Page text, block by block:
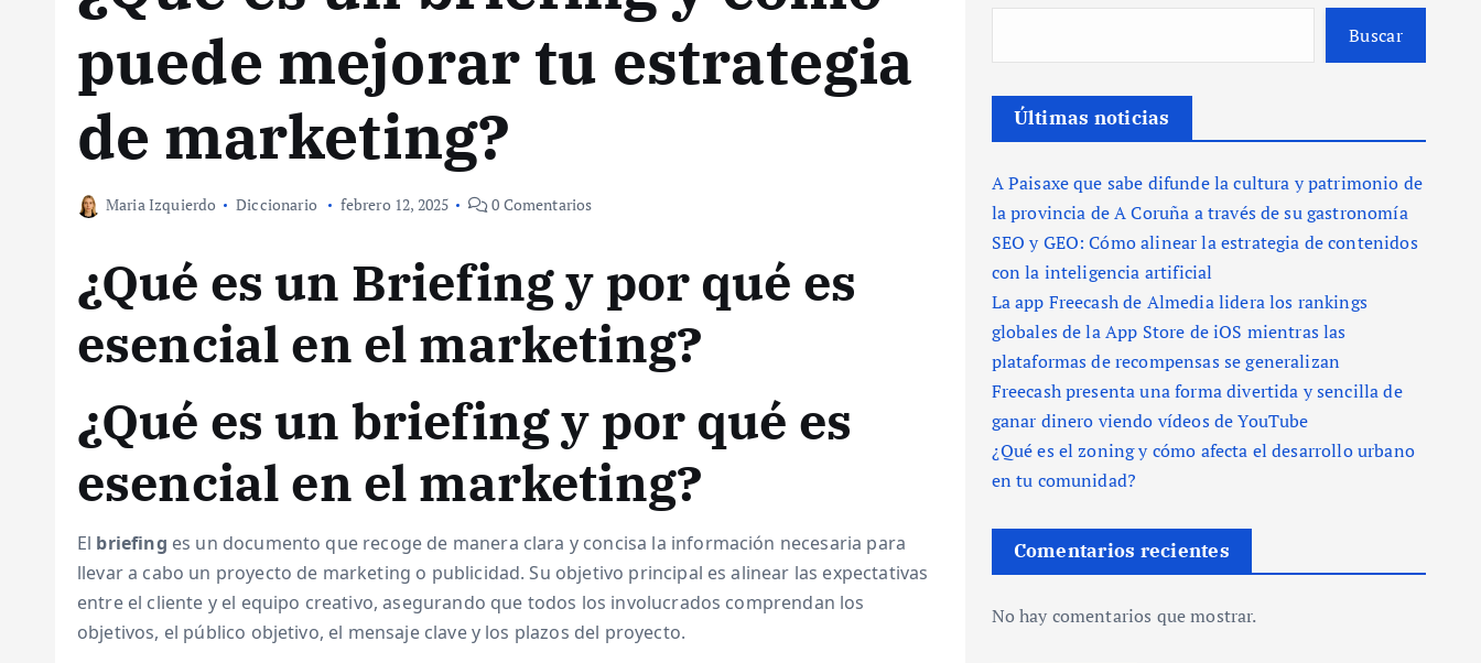
puede mejorar tu estrategia
de marketing?
Maria Izquierdo Diccionario febrero 12, 2025 0 Comentarios
¿Qué es un Briefing y por qué es
esencial en el marketing?
¿Qué es un briefing y por qué es
esencial en el marketing?
El briefing es un documento que recoge de manera clara y concisa la información necesaria para
llevar a cabo un proyecto de marketing o publicidad. Su objetivo principal es alinear las expectativas
entre el cliente y el equipo creativo, asegurando que todos los involucrados comprendan los
objetivos, el público objetivo, el mensaje clave y los plazos del proyecto.
Buscar
Últimas noticias
A Paisaxe que sabe difunde la cultura y patrimonio de
la provincia de A Coruña a través de su gastronomía
SEO y GEO: Cómo alinear la estrategia de contenidos
con la inteligencia artificial
La app Freecash de Almedia lidera los rankings
globales de la App Store de iOS mientras las
plataformas de recompensas se generalizan
Freecash presenta una forma divertida y sencilla de
ganar dinero viendo vídeos de YouTube
¿Qué es el zoning y cómo afecta el desarrollo urbano
en tu comunidad?
Comentarios recientes
No hay comentarios que mostrar.